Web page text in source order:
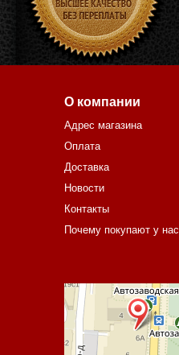
О компании
Адрес магазина
Оплата
Доставка
Новости
Контакты
Почему покупают у нас